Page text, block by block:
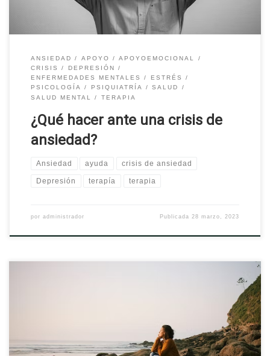
ANSIEDAD APOYO
APOYOEMOCIONAL
CRISIS
DEPRESIÓN
ENFERMEDADES MENTALES
ESTRÉS
PSICOLOGÍA
PSIQUIATRÍA
SALUD
SALUD MENTAL
TERAPIA
¿Qué hacer ante una crisis de
ansiedad?
Ansiedad ayuda crisis de ansiedad
Depresión terapía terapia
por administrador Publicada28 marzo, 2023
Gestionar los pensamientos y las emociones puede ser un
verdadero desafío. En momentos de estrés, ansiedad o
depresión, es normal que los pensamientos negativos y […]